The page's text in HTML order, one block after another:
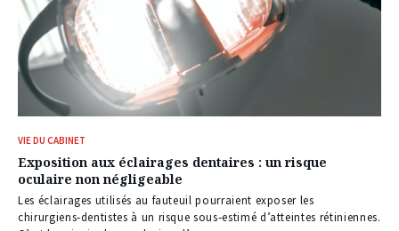
VIE DU CABINET
Exposition aux éclairages dentaires : un risque
oculaire non négligeable
Les éclairages utilisés au fauteuil pourraient exposer les
chirurgiens‑dentistes à un risque sous‑estimé d’atteintes rétiniennes.